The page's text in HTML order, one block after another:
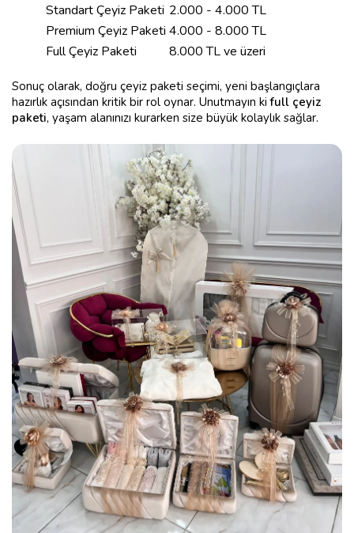
Standart Çeyiz Paketi 2.000 - 4.000 TL
Premium Çeyiz Paketi 4.000 - 8.000 TL
Full Çeyiz Paketi
8.000 TL ve üzeri
Sonuç olarak, doğru çeyiz paketi seçimi, yeni başlangıçlara
hazırlık açısından kritik bir rol oynar. Unutmayın kifull çeyiz
paketi, yaşam alanınızı kurarken size büyük kolaylık sağlar.